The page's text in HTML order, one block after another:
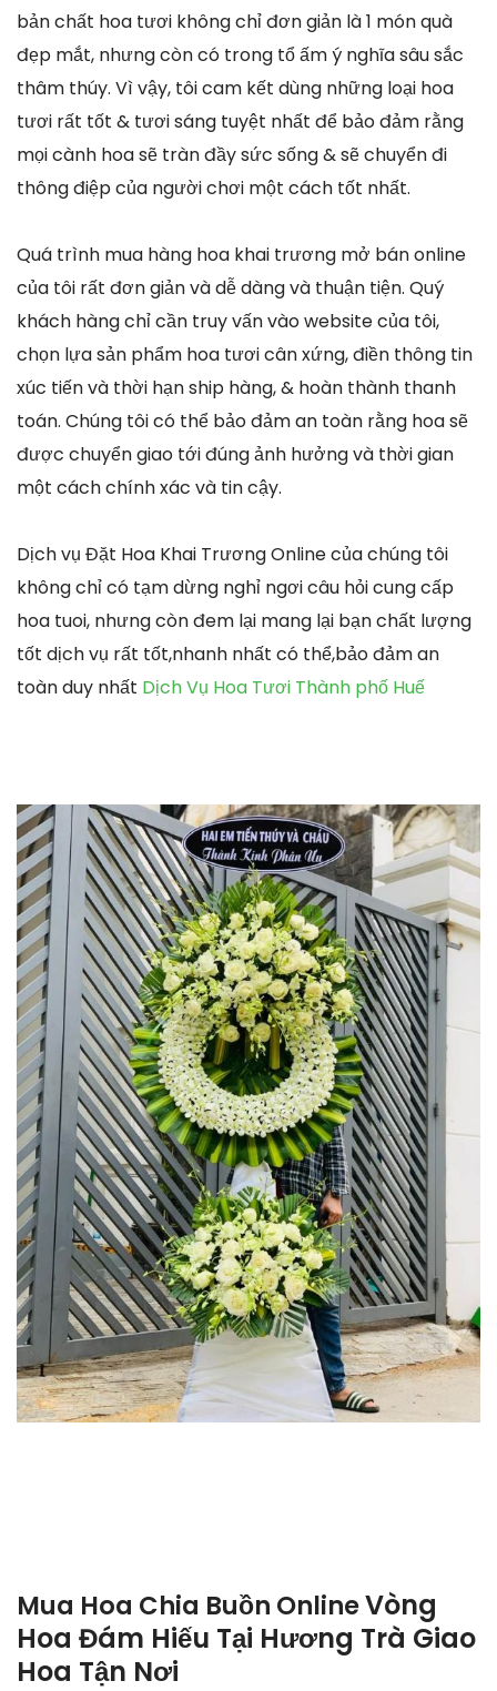
bản chất hoa tươi không chỉ đơn giản là 1 món quà
đẹp mắt, nhưng còn có trong tổ ấm ý nghĩa sâu sắc
thâm thúy. Vì vậy, tôi cam kết dùng những loại hoa
tươi rất tốt & tươi sáng tuyệt nhất để bảo đảm rằng
mọi cành hoa sẽ tràn đầy sức sống & sẽ chuyển đi
thông điệp của người chơi một cách tốt nhất.
Quá trình mua hàng hoa khai trương mở bán online
của tôi rất đơn giản và dễ dàng và thuận tiện. Quý
khách hàng chỉ cần truy vấn vào website của tôi,
chọn lựa sản phẩm hoa tươi cân xứng, điền thông tin
xúc tiến và thời hạn ship hàng, & hoàn thành thanh
toán. Chúng tôi có thể bảo đảm an toàn rằng hoa sẽ
được chuyển giao tới đúng ảnh hưởng và thời gian
một cách chính xác và tin cậy.
Dịch vụ Đặt Hoa Khai Trương Online của chúng tôi
không chỉ có tạm dừng nghỉ ngơi câu hỏi cung cấp
hoa tuoi, nhưng còn đem lại mang lại bạn chất lượng
tốt dịch vụ rất tốt,nhanh nhất có thể,bảo đảm an
toàn duy nhất Dịch Vụ Hoa Tươi Thành phố Huế
Mua Hoa Chia Buồn OnlineVòng
Hoa Đám Hiếu Tại Hương Trà Giao
Hoa Tận Nơi